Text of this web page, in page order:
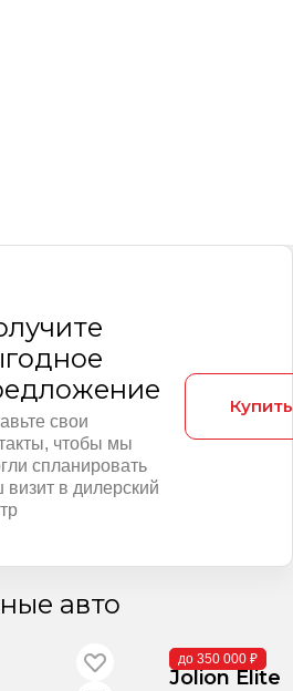
свои
чтобы мы
спланировать
визит в дилерский
авто
до 350 000 ₽
В наличии
Jolion Elite